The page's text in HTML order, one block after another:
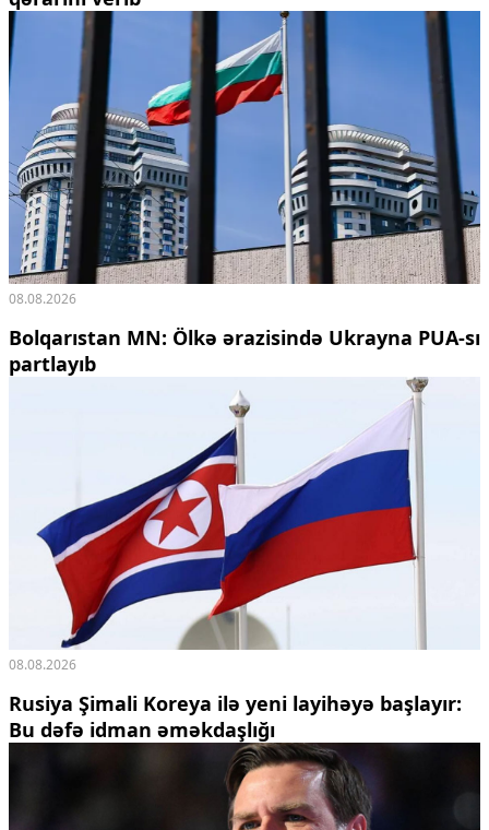
08.08.2026
Bolqarıstan MN: Ölkə ərazisində Ukrayna PUA-sı
partlayıb
08.08.2026
Rusiya Şimali Koreya ilə yeni layihəyə başlayır:
Bu dəfə idman əməkdaşlığı